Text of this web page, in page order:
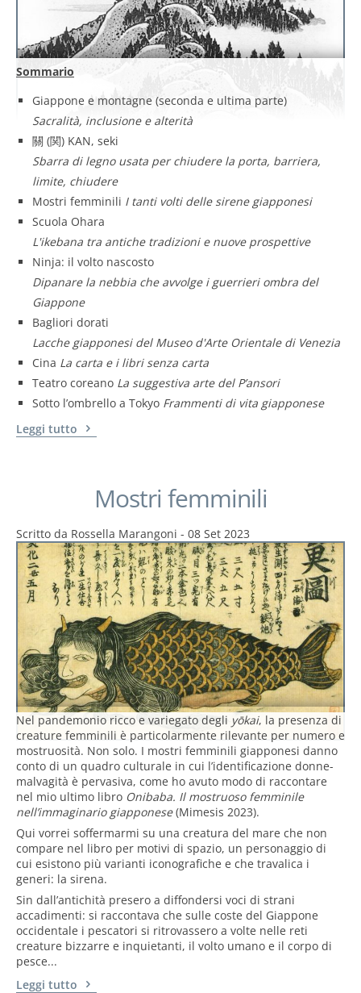
Sommario
Giappone e montagne (seconda e ultima parte)
Sacralità, inclusione e alterità
關 (関) KAN, seki
Sbarra di legno usata per chiudere la porta, barriera,
limite, chiudere
Mostri femminili I tanti volti delle sirene giapponesi
Scuola Ohara
L'ikebana tra antiche tradizioni e nuove prospettive
Ninja: il volto nascosto
Dipanare la nebbia che avvolge i guerrieri ombra del
Giappone
Bagliori dorati
Lacche giapponesi del Museo d'Arte Orientale di Venezia
Cina La carta e i libri senza carta
Teatro coreano La suggestiva arte del P’ansori
Sotto l’ombrello a Tokyo Frammenti di vita giapponese
Leggi tutto
Mostri femminili
Scritto da Rossella Marangoni - 08 Set 2023
Nel pandemonio ricco e variegato degli yōkai, la presenza di
creature femminili è particolarmente rilevante per numero e
mostruosità. Non solo. I mostri femminili giapponesi danno
conto di un quadro culturale in cui l’identificazione donne-
malvagità è pervasiva, come ho avuto modo di raccontare
nel mio ultimo libro Onibaba. Il mostruoso femminile
nell’immaginario giapponese(Mimesis 2023).
Qui vorrei soffermarmi su una creatura del mare che non
compare nel libro per motivi di spazio, un personaggio di
cui esistono più varianti iconografiche e che travalica i
generi: la sirena.
Sin dall’antichità presero a diffondersi voci di strani
accadimenti: si raccontava che sulle coste del Giappone
occidentale i pescatori si ritrovassero a volte nelle reti
creature bizzarre e inquietanti, il volto umano e il corpo di
pesce...
Leggi tutto